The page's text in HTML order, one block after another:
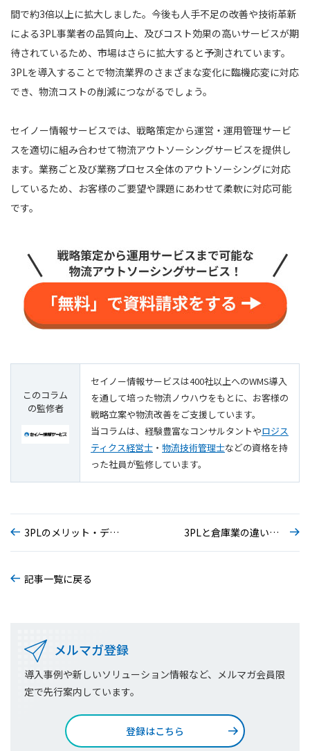
間で約3倍以上に拡大しました。今後も人手不足の改善や技術革新
による3PL事業者の品質向上、及びコスト効果の高いサービスが期
待されているため、市場はさらに拡大すると予測されています。
3PLを導入することで物流業界のさまざまな変化に臨機応変に対応
でき、物流コストの削減につながるでしょう。
セイノー情報サービスでは、戦略策定から運営・運用管理サービ
スを適切に組み合わせて物流アウトソーシングサービスを提供し
ます。業務ごと及び業務プロセス全体のアウトソーシングに対応
しているため、お客様のご要望や課題にあわせて柔軟に対応可能
です。
このコラム
の監修者
セイノー情報サービスは400社以上へのWMS導入
を通して培った物流ノウハウをもとに、お客様の
戦略立案や物流改善をご支援しています。
当コラムは、経験豊富なコンサルタントやロジス
ティクス経営士 ・ 物流技術管理士などの資格を持
った社員が監修しています。
3PLのメリット・デメリットは？注意すべき点なども解説 3PLと倉庫業の違いは？導入メリット・デメリット、事例も解説
記事一覧に戻る
メルマガ登録
導入事例や新しいソリューション情報など、メルマガ会員限
定で先行案内しています。
登録はこちら